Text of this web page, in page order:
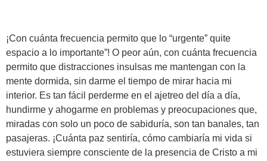
¡Con cuánta frecuencia permito que lo “urgente” quite
espacio a lo importante”! O peor aún, con cuánta frecuencia
permito que distracciones insulsas me mantengan con la
mente dormida, sin darme el tiempo de mirar hacia mi
interior. Es tan fácil perderme en el ajetreo del día a día,
hundirme y ahogarme en problemas y preocupaciones que,
miradas con solo un poco de sabiduría, son tan banales, tan
pasajeras. ¡Cuánta paz sentiría, cómo cambiaría mi vida si
estuviera siempre consciente de la presencia de Cristo a mi